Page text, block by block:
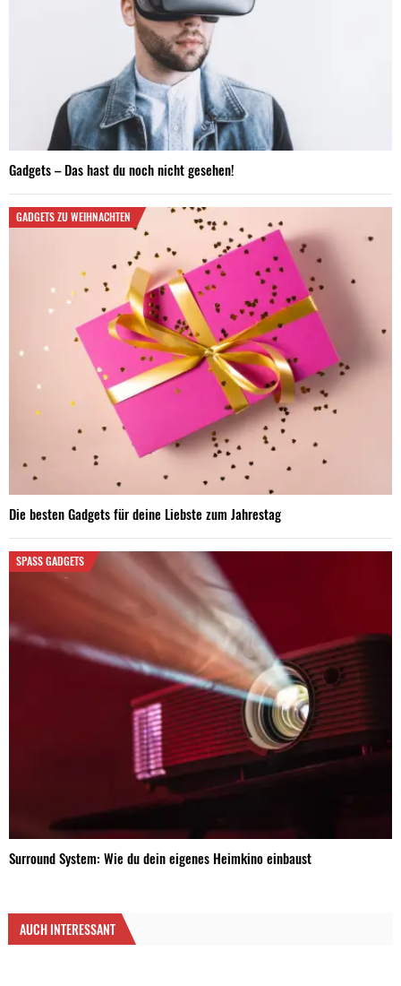
Gadgets – Das hast du noch nicht gesehen!
GADGETS ZU WEIHNACHTEN
Die besten Gadgets für deine Liebste zum Jahrestag
SPASS GADGETS
Surround System: Wie du dein eigenes Heimkino einbaust
AUCH INTERESSANT